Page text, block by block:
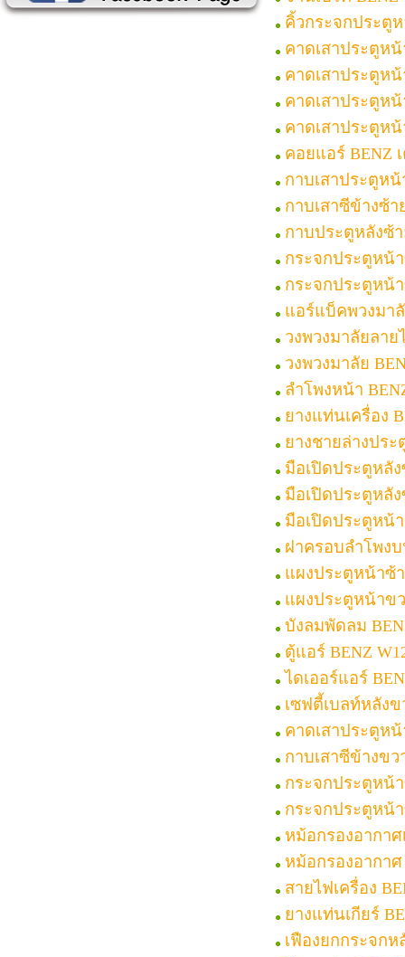
คิ้วกระจกประตูห
คาดเสาประตูหน้
คาดเสาประตูหน้
คาดเสาประตูหน้
คาดเสาประตูหน้
คอยแอร์ BENZ
กาบเสาประตูหน้
กาบเสาซีข้างซ้า
กาบประตูหลังซ้า
กระจกประตูหน้า
กระจกประตูหน้า
แอร์แบ็คพวงมาลั
วงพวงมาลัยลาย
วงพวงมาลัย
ลำโพงหน้า
ยางแท่นเครื่อง
ยางชายล่างประ
มือเปิดประตูหลัง
มือเปิดประตูหลัง
มือเปิดประตูหน้
ฝาครอบลำโพง
แผงประตูหน้าซ้า
แผงประตูหน้าขว
บังลมพัดลม
ตู้แอร์ BENZ
ไดเออร์แอร์
เซฟตี้เบลท์หลังข
คาดเสาประตูหน้
กาบเสาซีข้างขว
กระจกประตูหน้า
กระจกประตูหน้า
หม้อกรองอากาศ
หม้อกรองอากาศ
สายไฟเครื่อง
ยางแท่นเกียร์
เฟืองยกกระจกห